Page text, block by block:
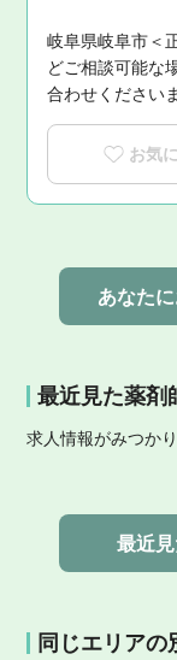
岐阜県岐阜市＜
どご相談可能な
合わせください
お気
最近見た薬剤
求人情報がみつか
同じエリアの